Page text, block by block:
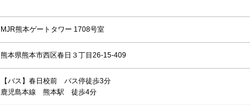
MJR熊本ゲートタワー 1708号室
熊本県熊本市西区春日３丁目26-15-409
【バス】春日校前 バス停徒歩3分
鹿児島本線 熊本駅 徒歩4分